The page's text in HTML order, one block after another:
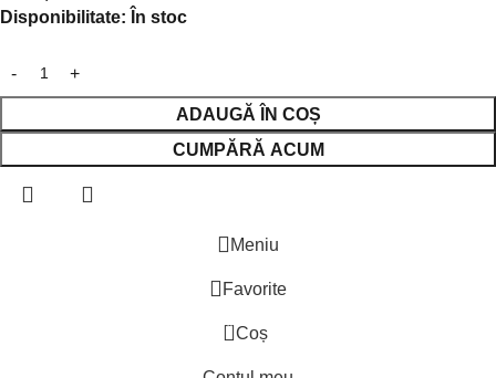
Disponibilitate: În stoc
ADAUGĂ ÎN COȘ
CUMPĂRĂ ACUM
Meniu
Favorite
0 Coș